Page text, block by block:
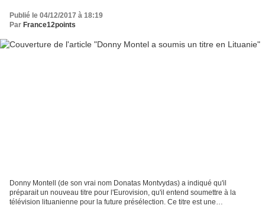
Publié le 04/12/2017 à 18:19
Par France12points
Donny Montell (de son vrai nom Donatas Montvydas) a indiqué qu'il
préparait un nouveau titre pour l'Eurovision, qu'il entend soumettre à la
télévision lituanienne pour la future présélection. Ce titre est une